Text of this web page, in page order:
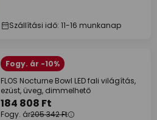
Szállítási idő: 11-16 munkanap
Fogy. ár -10%
FLOS Nocturne Bowl LED fali világítás,
ezüst, üveg, dimmelhető
184 808 Ft
Fogy. ár205 342 Ft